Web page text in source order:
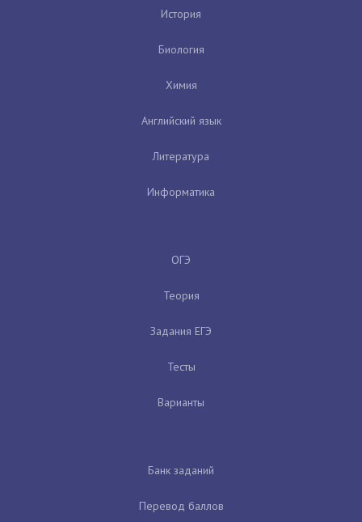
История
Биология
Химия
Английский язык
Литература
Информатика
ОГЭ
Теория
Задания ЕГЭ
Тесты
Варианты
Банк заданий
Перевод баллов